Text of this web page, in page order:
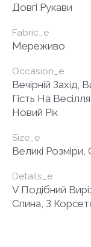
Довгі Рукави
Fabric_e
Мереживо
Occasion_e
Вечірній Захід,
Гість На
Новий Рік
Size_e
Великі Розміри,
Details_e
V Подібний
Спина, З